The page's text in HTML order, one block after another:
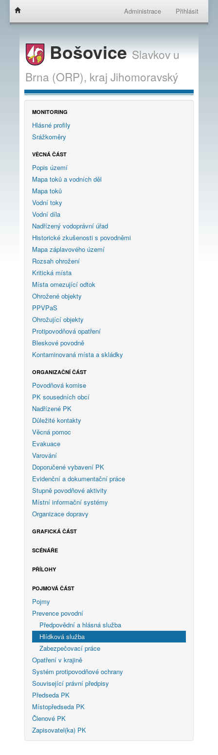
Administrace Přihlásit
BošoviceSlavkov u
Brna (ORP), kraj Jihomoravský
MONITORING
Hlásné profily
Srážkoměry
VĚCNÁ ČÁST
Popis území
Mapa toků a vodních děl
Mapa toků
Vodní toky
Vodní díla
Nadřízený vodoprávní úřad
Historické zkušenosti s povodněmi
Mapa záplavového území
Rozsah ohrožení
Kritická místa
Místa omezující odtok
Ohrožené objekty
PPVPaS
Ohrožující objekty
Protipovodňová opatření
Bleskové povodně
Kontaminovaná místa a skládky
ORGANIZAČNÍ ČÁST
Povodňová komise
PK sousedních obcí
Nadřízené PK
Důležité kontakty
Věcná pomoc
Evakuace
Varování
Doporučené vybavení PK
Evidenční a dokumentační práce
Stupně povodňové aktivity
Místní informační systémy
Organizace dopravy
GRAFICKÁ ČÁST
SCÉNÁŘE
PŘÍLOHY
POJMOVÁ ČÁST
Pojmy
Prevence povodní
Předpovědní a hlásná služba
Hlídková služba
Zabezpečovací práce
Opatření v krajině
Systém protipovodňové ochrany
Související právní předpisy
Předseda PK
Místopředseda PK
Členové PK
Zapisovatel(ka) PK